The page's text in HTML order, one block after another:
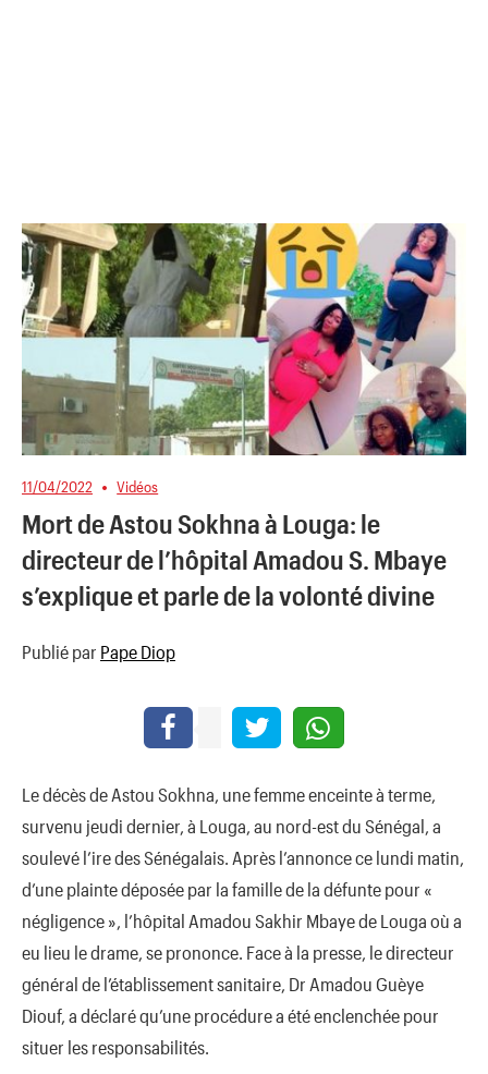
11/04/2022 Vidéos
Mort de Astou Sokhna à Louga: le
directeur de l’hôpital Amadou S. Mbaye
s’explique et parle de la volonté divine
Publié par Pape Diop
Le décès de Astou Sokhna, une femme enceinte à terme,
survenu jeudi dernier, à Louga, au nord-est du Sénégal, a
soulevé l’ire des Sénégalais. Après l’annonce ce lundi matin,
d’une plainte déposée par la famille de la défunte pour «
négligence », l’hôpital Amadou Sakhir Mbaye de Louga où a
eu lieu le drame, se prononce. Face à la presse, le directeur
général de l’établissement sanitaire, Dr Amadou Guèye
Diouf, a déclaré qu’une procédure a été enclenchée pour
situer les responsabilités.